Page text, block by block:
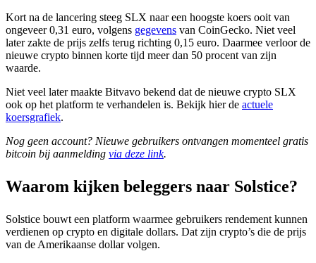
Kort na de lancering steeg SLX naar een hoogste koers ooit van
ongeveer 0,31 euro, volgens gegevens van CoinGecko. Niet veel
later zakte de prijs zelfs terug richting 0,15 euro. Daarmee verloor de
nieuwe crypto binnen korte tijd meer dan 50 procent van zijn
waarde.
Niet veel later maakte Bitvavo bekend dat de nieuwe crypto SLX
ook op het platform te verhandelen is. Bekijk hier de actuele
koersgrafiek.
Nog geen account? Nieuwe gebruikers ontvangen momenteel gratis
bitcoin bij aanmelding via deze link.
Waarom kijken beleggers naar Solstice?
Solstice bouwt een platform waarmee gebruikers rendement kunnen
verdienen op crypto en digitale dollars. Dat zijn crypto’s die de prijs
van de Amerikaanse dollar volgen.